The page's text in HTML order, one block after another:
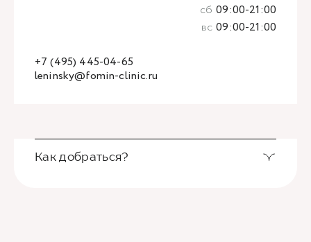
leninsky@fomin-clinic.ru
+7 (495) 445-04-65
сб 09:00-21:00
вс 09:00-21:00
Как добраться?